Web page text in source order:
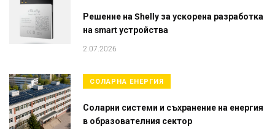
Решение на Shelly за ускорена разработка
на smart устройства
2.07.2026
СОЛАРНА ЕНЕРГИЯ
Соларни системи и съхранение на енергия
в образователния сектор